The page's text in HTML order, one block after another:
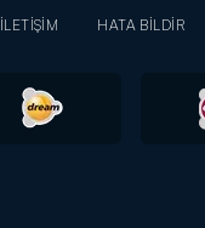
İLETİŞİM HATA BİLDİR